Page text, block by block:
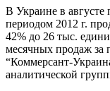
В Украине в
периодом 2012 г.
42% до 26 тыс.
месячных продаж за
“Коммерсант-
аналитической